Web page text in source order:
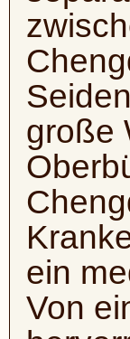
große
ein
Von